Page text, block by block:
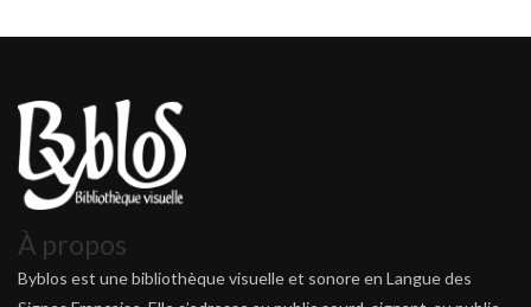
À propos
Byblos est une bibliothèque visuelle et sonore en Langue des